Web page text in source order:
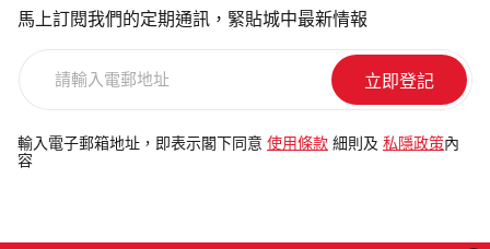
馬上訂閱我們的定期通訊，緊貼城中最新情報
電
郵
輸入電子郵箱地址，即表示閣下同意 使用條款 細則及 私隱政策 內
容